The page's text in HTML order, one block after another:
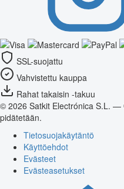
SSL-suojattu
Vahvistettu kauppa
Rahat takaisin -takuu
© 2026 Satkit Electrónica S.L. —
pidätetään.
Tietosuojakäytäntö
Käyttöehdot
Evästeet
Evästeasetukset